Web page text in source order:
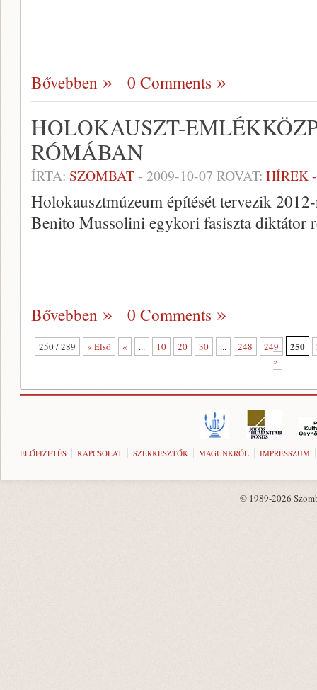
Bővebben 0 Comments
HOLOKAUSZT-
RÓMÁBAN
ÍRTA: SZOMBAT- 2009-10-07 ROVAT: HÍREK
Holokausztmúzeum építését tervezik
Benito Mussolini egykori fasiszta diktátor
Bővebben 0 Comments
250 / 289 « Első « ... 10 20 30 ... 248 249 250
»
ELŐFIZETÉS KAPCSOLAT SZERKESZTŐK MAGUNKRÓL IMPRESSZUM
© 1989-2026